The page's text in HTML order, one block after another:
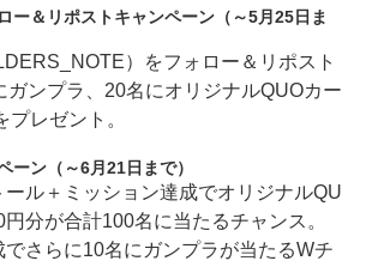
ー＆リポストキャンペーン（～5月25日ま
）をフォロー＆リポスト
ガンプラ、20名にオリジナルQUOカー
プレゼント。
ーン（～6月21日まで）
ル＋ミッション達成でオリジナルQU
分が合計100名に当たるチャンス。
でさらに10名にガンプラが当たるWチ